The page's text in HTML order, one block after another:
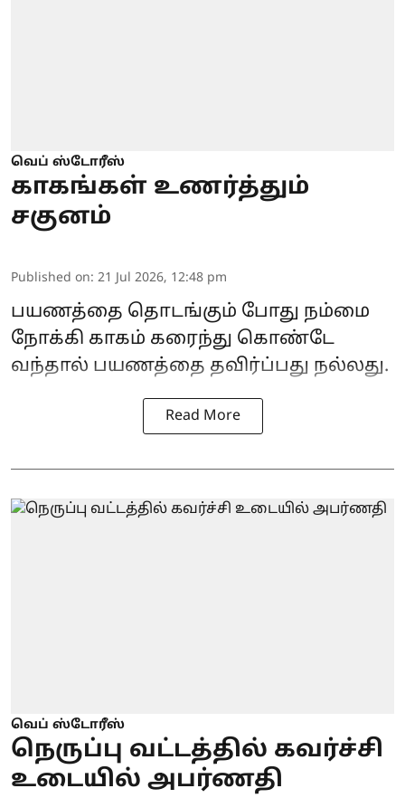
வெப் ஸ்டோரீஸ்
காகங்கள் உணர்த்தும்
சகுனம்
Published on: 21 Jul 2026, 12:48 pm
பயணத்தை தொடங்கும் போது நம்மை
நோக்கி காகம் கரைந்து கொண்டே
வந்தால் பயணத்தை தவிர்ப்பது நல்லது.
Read More
வெப் ஸ்டோரீஸ்
நெருப்பு வட்டத்தில் கவர்ச்சி
உடையில் அபர்ணதி